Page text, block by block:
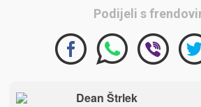
Podijeli s
Dean Štrlek